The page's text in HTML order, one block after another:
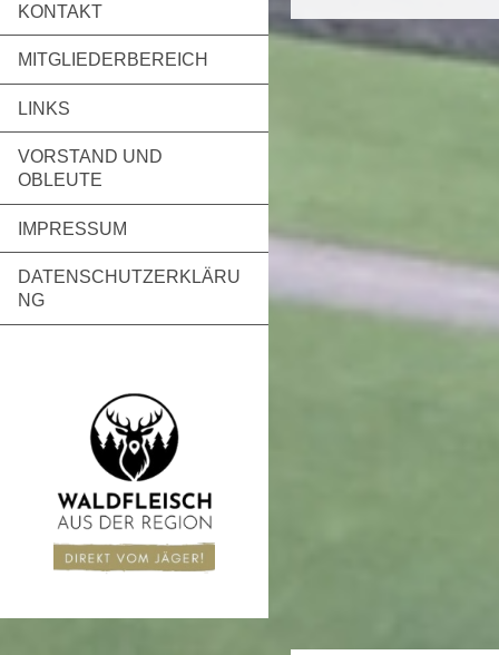
KONTAKT
MITGLIEDERBEREICH
LINKS
VORSTAND UND
OBLEUTE
IMPRESSUM
DATENSCHUTZERKLÄRU
NG